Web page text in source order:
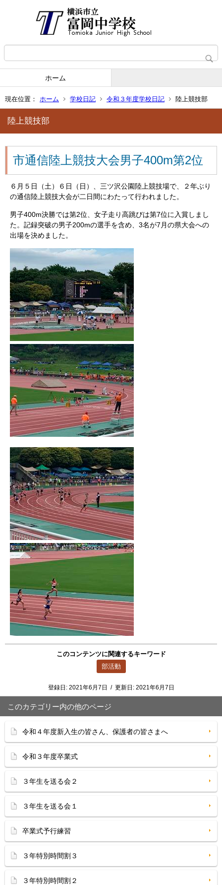
ホーム
現在位置： ホーム 学校日記 令和３年度学校日記 陸上競技部
陸上競技部
市通信陸上競技大会男子400m第2位
６月５日（土）６日（日）、三ツ沢公園陸上競技場で、２年ぶり
の通信陸上競技大会が二日間にわたって行われました。
男子400m決勝では第2位、女子走り高跳びは第7位に入賞しまし
た。記録突破の男子200mの選手を含め、3名が7月の県大会への
出場を決めました。
このコンテンツに関連するキーワード
部活動
登録日: 2021年6月7日 / 更新日: 2021年6月7日
このカテゴリー内の他のページ
令和４年度新入生の皆さん、保護者の皆さまへ
令和３年度卒業式
３年生を送る会２
３年生を送る会１
卒業式予行練習
３年特別時間割３
３年特別時間割２